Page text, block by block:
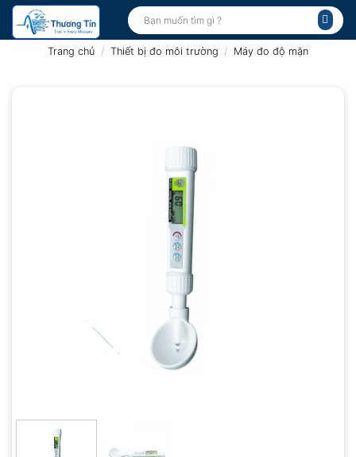
Bỏ
qua
Tìm
kiếm:
Trang chủ / Thiết bị đo môi trường / Máy đo độ mặn